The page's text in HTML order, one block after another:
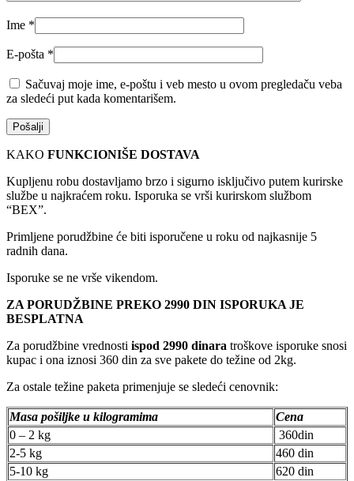
Ime *
E-pošta *
Sačuvaj moje ime, e-poštu i veb mesto u ovom pregledaču veba
za sledeći put kada komentarišem.
KAKO FUNKCIONIŠE DOSTAVA
Kupljenu robu dostavljamo brzo i sigurno isključivo putem kurirske
službe u najkraćem roku. Isporuka se vrši kurirskom službom
“BEX”.
Primljene porudžbine će biti isporučene u roku od najkasnije 5
radnih dana.
Isporuke se ne vrše vikendom.
ZA PORUDŽBINE PREKO 2990 DIN ISPORUKA JE
BESPLATNA
Za porudžbine vrednosti ispod 2990 dinara troškove isporuke snosi
kupac i ona iznosi 360 din za sve pakete do težine od 2kg.
Za ostale težine paketa primenjuje se sledeći cenovnik:
Masa pošiljke u kilogramima
Cena
0 – 2 kg
360din
2-5 kg
460 din
5-10 kg
620 din